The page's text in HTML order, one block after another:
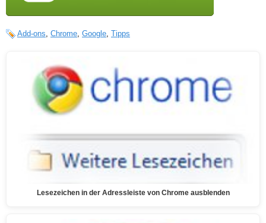
Add-ons Chrome Google Tipps
Lesezeichen in der Adressleiste von Chrome ausblenden